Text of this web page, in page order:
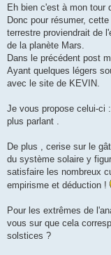
g
Eh bien c'est à mon tour
Donc pour résumer,
terrestre proviendrait de
de la planète Mars.
Dans le précédent post
Ayant quelques légers
avec le site de KEVIN.
Je vous propose celui-ci
plus parlant .
De plus , cerise sur le
du système solaire y
satisfaire les nombreux
empirisme et déduction !
Pour les extrêmes de
vous sur que cela
solstices ?